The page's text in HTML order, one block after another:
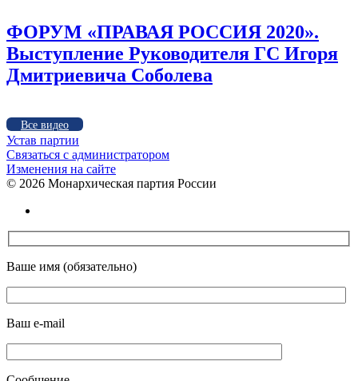
ФОРУМ «ПРАВАЯ РОССИЯ 2020».
Выступление Руководителя ГС Игоря
Дмитриевича Соболева
Все видео
Устав партии
Связаться с администратором
Изменения на сайте
© 2026 Монархическая партия России
Ваше имя (обязательно)
Ваш e-mail